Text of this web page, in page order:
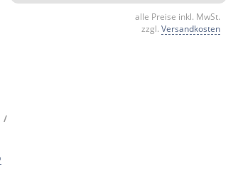
alle Preise inkl. MwSt.
zzgl. Versandkosten
/